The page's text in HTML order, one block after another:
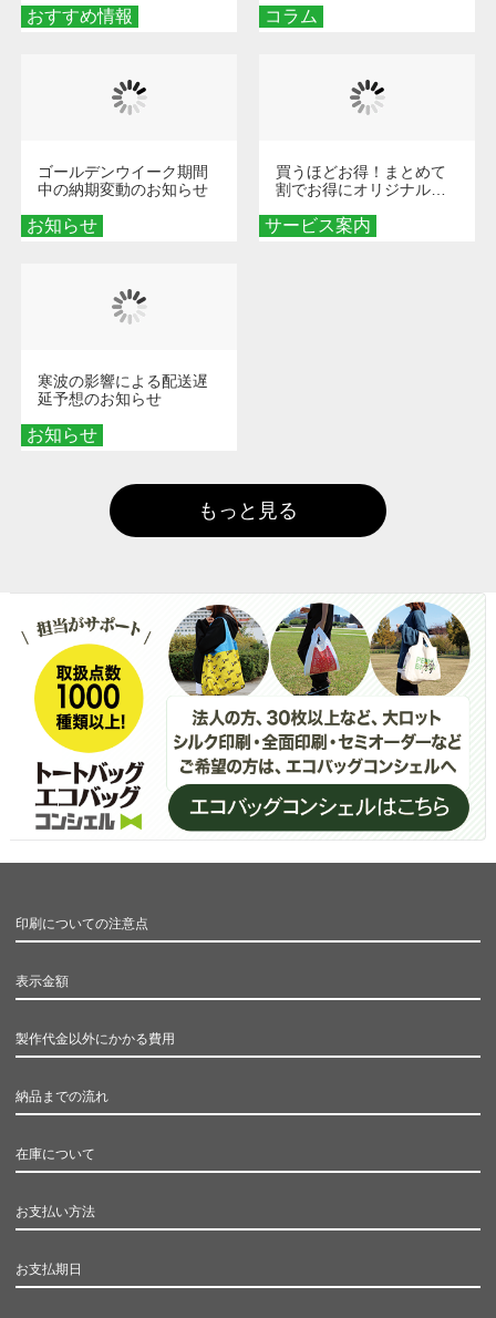
おすすめ情報
める秘訣
コラム
とメリットを解説
お知らせ
ゴールデンウイーク期間
中の納期変動のお知らせ
サービス案内
買うほどお得！まとめて
割でお得にオリジナルグ
お知らせ
寒波の影響による配送遅
延予想のお知らせ
もっと見る
印刷についての注意点
表示金額
製作代金以外にかかる費用
納品までの流れ
在庫について
お支払い方法
お支払期日